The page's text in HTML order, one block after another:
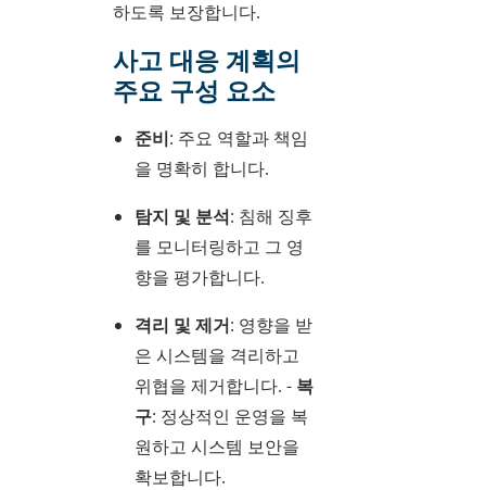
하도록 보장합니다.
사고 대응 계획의
주요 구성 요소
준비: 주요 역할과 책임
을 명확히 합니다.
탐지 및 분석: 침해 징후
를 모니터링하고 그 영
향을 평가합니다.
격리 및 제거: 영향을 받
은 시스템을 격리하고
위협을 제거합니다. - 복
구: 정상적인 운영을 복
원하고 시스템 보안을
확보합니다.